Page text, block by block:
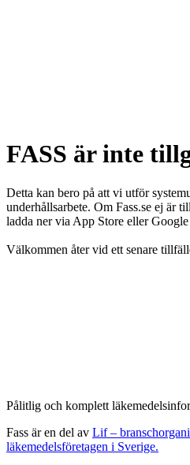
FASS är inte
Detta kan bero på att vi utför
underhållsarbete. Om Fass.se ej är
ladda ner via App Store eller Google
Välkommen åter vid ett senare
Pålitlig och komplett
Fass är en del av Lif –
läkemedelsföretagen i Sverige.